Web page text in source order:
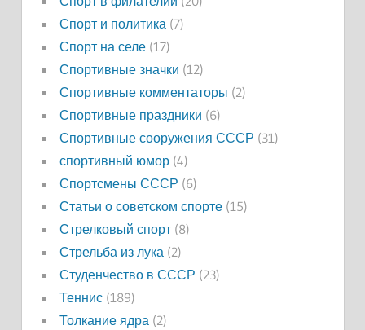
Спорт и политика (7)
Спорт на селе(17)
Спортивные значки (12)
Спортивные комментаторы (2)
Спортивные праздники (6)
Спортивные сооружения СССР (31)
спортивный юмор(4)
Спортсмены СССР (6)
Статьи о советском спорте(15)
Стрелковый спорт(8)
Стрельба из лука (2)
Студенчество в СССР (23)
Теннис(189)
Толкание ядра (2)